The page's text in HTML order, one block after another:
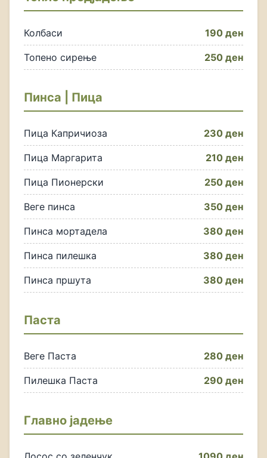
Колбаси 190 ден
Топено сирење 250 ден
Пинса | Пица
Пица Капричиоза 230 ден
Пица Маргарита 210 ден
Пица Пионерски 250 ден
Веге пинса 350 ден
Пинса мортадела 380 ден
Пинса пилешка 380 ден
Пинса пршута 380 ден
Паста
Веге Паста 280 ден
Пилешка Паста 290 ден
Главно јадење